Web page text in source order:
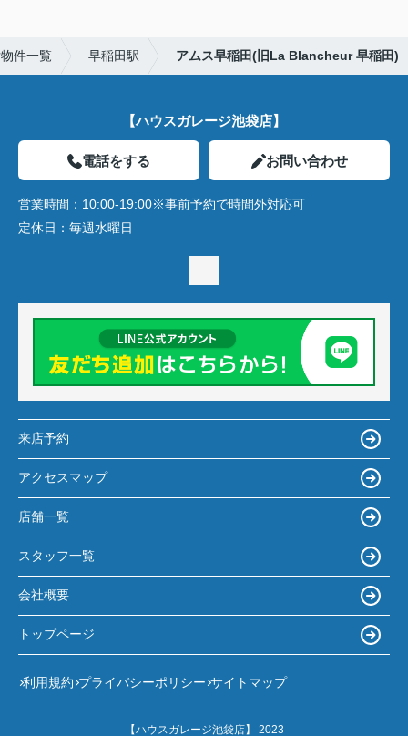
件一覧 早稲田駅 アムス早稲田(旧La Blancheur 早稲田)
【ハウスガレージ池袋店】
電話をする お問い合わせ
営業時間： 10:00-19:00※事前予約で時間外対応可
定休日： 毎週水曜日
来店予約
アクセスマップ
店舗一覧
スタッフ一覧
会社概要
トップページ
利用規約 プライバシーポリシー サイトマップ
【ハウスガレージ池袋店】 2023